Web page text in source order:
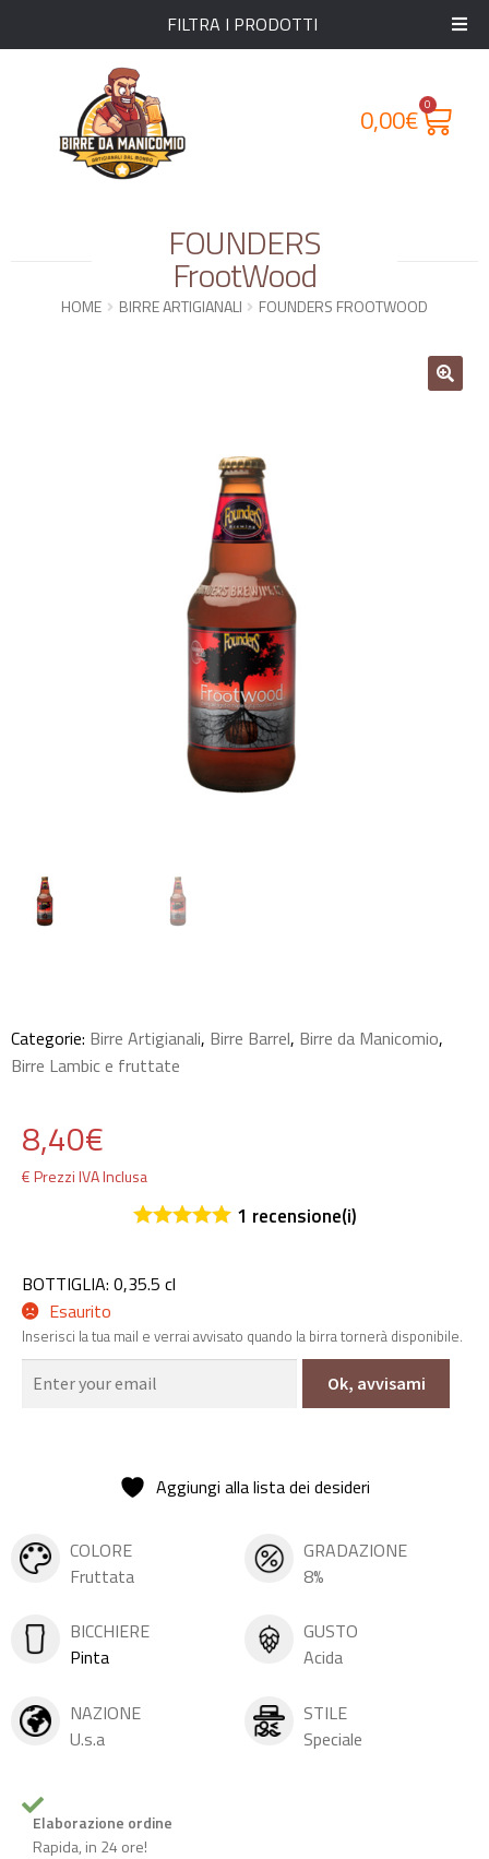
0,00€ 0
FOUNDERS
FrootWood
HOME BIRRE ARTIGIANALI FOUNDERS FROOTWOOD
Categorie: Birre Artigianali, Birre Barrel, Birre da Manicomio,
Birre Lambic e fruttate
COLORE
Fruttata
GRADAZIONE
8%
BICCHIERE
Pinta
GUSTO
Acida
NAZIONE
U.s.a
STILE
Speciale
Elaborazione ordine
Rapida, in 24 ore!
8,40€
€ Prezzi IVA Inclusa
1 recensione(i)
BOTTIGLIA: 0,35.5 cl
Esaurito
Inserisci la tua mail e verrai avvisato quando la birra tornerà disponibile.
Ok, avvisami
Aggiungi alla lista dei desideri
FILTRA I PRODOTTI